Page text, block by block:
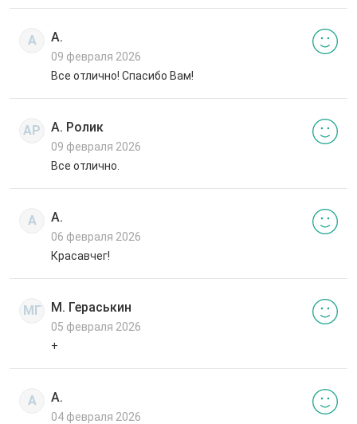
А А.
09 февраля 2026
Все отлично! Спасибо Вам!
АР А. Ролик
09 февраля 2026
Все отлично.
А А.
06 февраля 2026
Красавчег!
МГ М. Гераськин
05 февраля 2026
+
А А.
04 февраля 2026